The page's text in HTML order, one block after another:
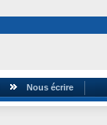
Nous écrire